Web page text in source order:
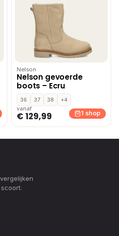
Nelson
Nelson gevoerde
boots – Ecru
36 37 38
+4
vanaf
€ 129,99 1 shop